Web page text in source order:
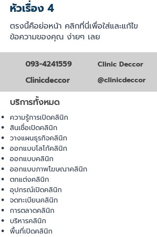
หัวเรื่อง 4
ตรงนี้คือย่อหน้า คลิกที่นี่เพื่อใส่และแก้ไข
ข้อความของคุณ ง่ายๆ เลย
093-4241559
Clinicdeccor
Clinic Deccor
@clinicdeccor
บริการทั้งหมด
ความรู้การเปิดคลินิก
สินเชื่อเปิดคลินิก
วางแผนธุรกิจคลินิก
ออกแบบโลโก้คลินิก
ออกแบบคลินิก
ออกแบบภาพโฆษณาคลินิก
ตกแต่งคลินิก
อุปกรณ์เปิดคลินิก
จดทะเบียนคลินิก
การตลาดคลินิก
บริหารคลินิก
พื้นที่เปิดคลินิก